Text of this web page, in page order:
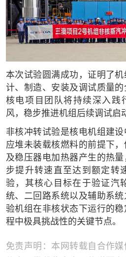
本次试验圆满成功，证明了
计、制造、安装及调试质量
核电项目团队将持续深入践
风，稳步推进机组后续调试启
非核冲转试验是核电机组建
应堆未装载核燃料的前提下
及稳压器电加热器产生的热
步提升转速直至达到额定转
验，其核心目标在于验证汽
统、二回路系统以及辅助系
验机组在非核状态下运行的
程中极具挑战性的关键节点。
免责声明：本网转载自合作